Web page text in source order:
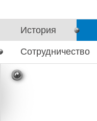
История
Сотрудничество